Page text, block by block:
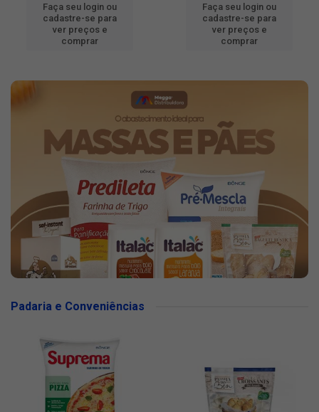
Faça seu login ou
cadastre-se para
ver preços e
comprar
Faça seu login ou
cadastre-se para
ver preços e
comprar
Padaria e Conveniências